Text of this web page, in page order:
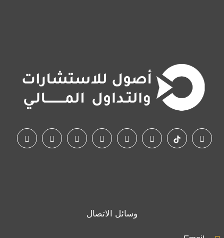
وسائل الاتصال